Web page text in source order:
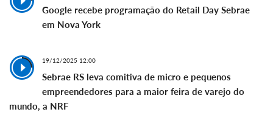
Google recebe programação do Retail Day Sebrae
em Nova York
19/12/2025 12:00
Sebrae RS leva comitiva de micro e pequenos
empreendedores para a maior feira de varejo do
mundo, a NRF